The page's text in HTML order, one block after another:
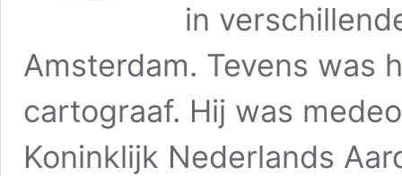
in
Amsterdam. Tevens was
cartograaf. Hij was
Koninklijk Nederlands